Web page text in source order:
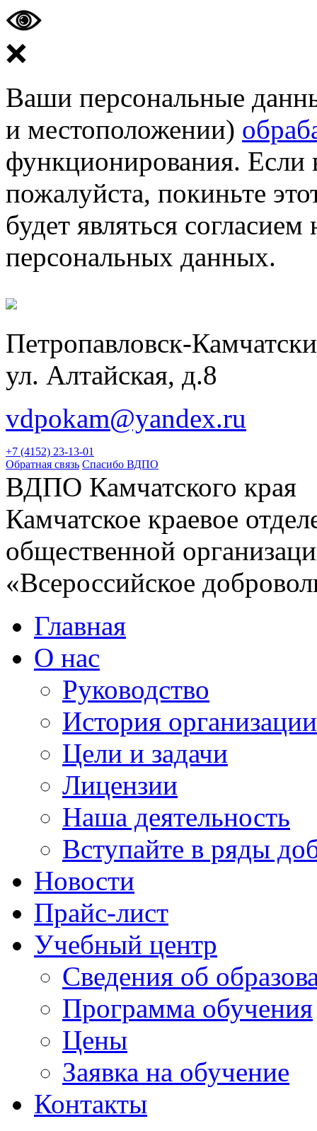
❌
Ваши персональные
и местоположении)
функционирования.
пожалуйста, покиньте
будет являться
персональных данных.
Петропавловск-
ул. Алтайская, д.8
vdpokam@yandex.ru
+7 (4152) 23-13-01
Обратная связь Спасибо ВДПО
ВДПО Камчатского края
Камчатское краевое
общественной
«Всероссийское
Главная
О нас
Руководство
История организации
Цели и задачи
Лицензии
Наша деятельность
Вступайте в ряды
Новости
Прайс-лист
Учебный центр
Сведения об
Программа обучения
Цены
Заявка на обучение
Контакты